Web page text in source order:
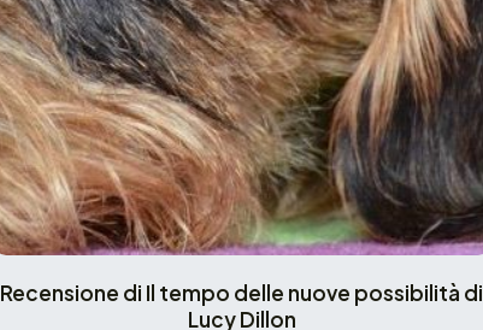
Recensione di Il tempo delle nuove possibilità di
Lucy Dillon